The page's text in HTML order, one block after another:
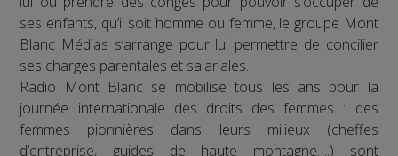
ses enfants, qu’il soit homme ou femme, le groupe Mont
Blanc Médias s’arrange pour lui permettre de concilier
ses charges parentales et salariales.
Radio Mont Blanc se mobilise tous les ans pour la
journée internationale des droits des femmes : des
femmes pionnières dans leurs milieux (cheffes
d’entreprise, guides de haute montagne….) sont